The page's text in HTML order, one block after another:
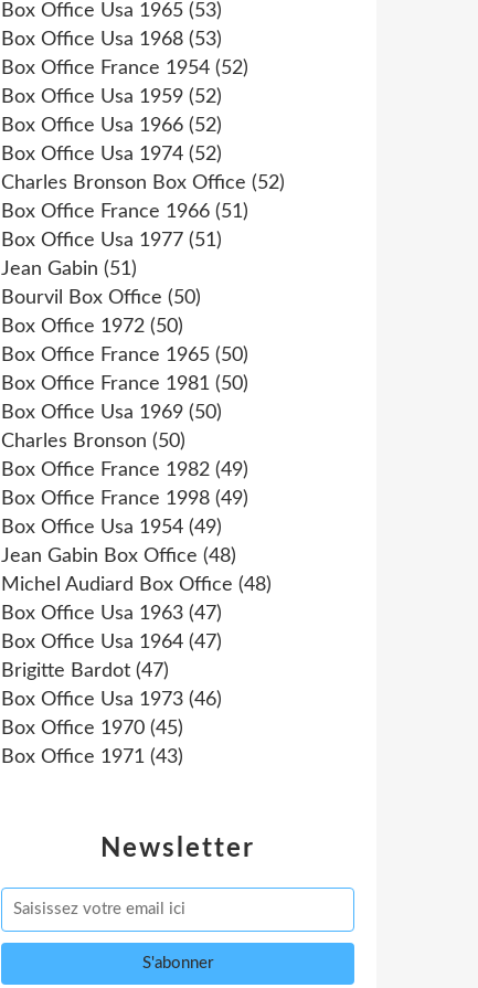
Newsletter
Box Office Usa 1965 (53)
Box Office Usa 1968 (53)
Box Office France 1954 (52)
Box Office Usa 1959 (52)
Box Office Usa 1966 (52)
Box Office Usa 1974 (52)
Charles Bronson Box Office (52)
Box Office France 1966 (51)
Box Office Usa 1977 (51)
Jean Gabin (51)
Bourvil Box Office (50)
Box Office 1972 (50)
Box Office France 1965 (50)
Box Office France 1981 (50)
Box Office Usa 1969 (50)
Charles Bronson (50)
Box Office France 1982 (49)
Box Office France 1998 (49)
Box Office Usa 1954 (49)
Jean Gabin Box Office (48)
Michel Audiard Box Office (48)
Box Office Usa 1963 (47)
Box Office Usa 1964 (47)
Brigitte Bardot (47)
Box Office Usa 1973 (46)
Box Office 1970 (45)
Box Office 1971 (43)